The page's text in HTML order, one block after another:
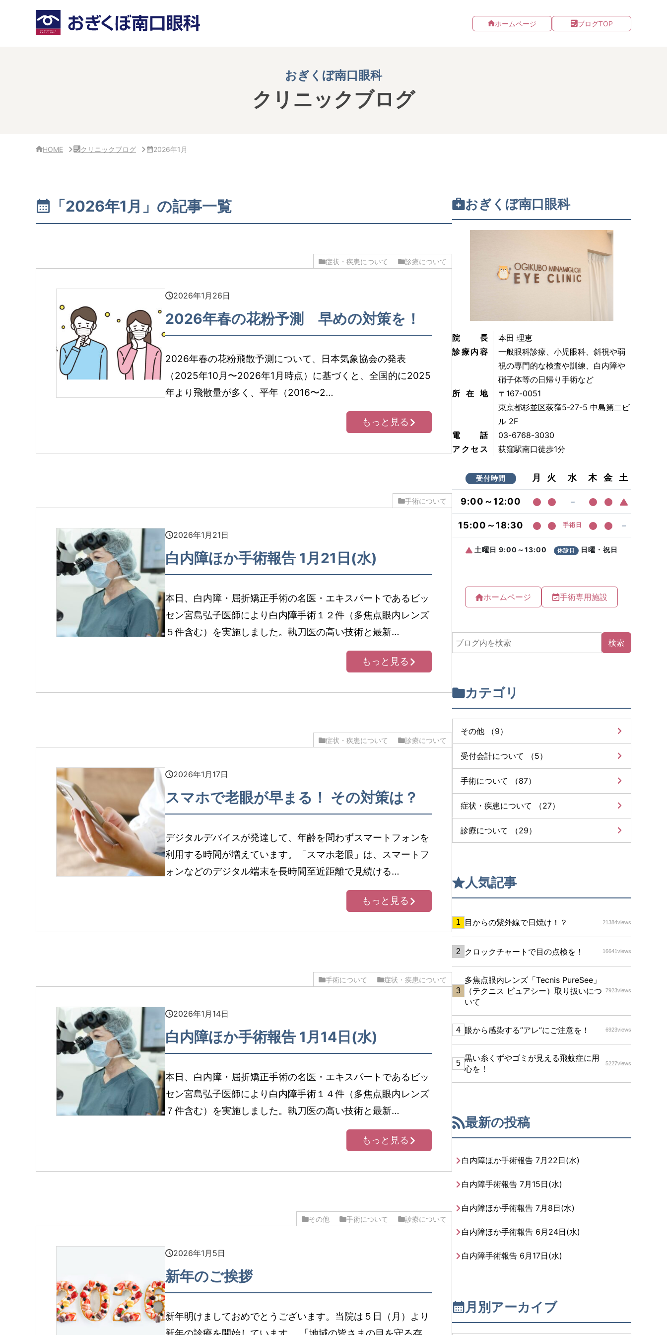
ホームページ ブログTOP
おぎくぼ南口眼科
クリニックブログ
HOME クリニックブログ 2026年1月
「2026年1月」の記事一覧
症状・疾患について 診療について
2026年1月26日
2026年春の花粉予測 早めの対策を！
2026年春の花粉飛散予測について、日本気象協会の発表
（2025年10月〜2026年1月時点）に基づくと、全国的に2025
年より飛散量が多く、平年（2016〜2…
もっと見る
手術について
2026年1月21日
白内障ほか手術報告 1月21日(水)
本日、白内障・屈折矯正手術の名医・エキスパートであるビッ
セン宮島弘子医師により白内障手術１２件（多焦点眼内レンズ
５件含む）を実施しました。執刀医の高い技術と最新…
もっと見る
症状・疾患について 診療について
2026年1月17日
スマホで老眼が早まる！ その対策は？
デジタルデバイスが発達して、年齢を問わずスマートフォンを
利用する時間が増えています。「スマホ老眼」は、スマートフ
ォンなどのデジタル端末を長時間至近距離で見続ける…
もっと見る
手術について 症状・疾患について
2026年1月14日
白内障ほか手術報告 1月14日(水)
本日、白内障・屈折矯正手術の名医・エキスパートであるビッ
セン宮島弘子医師により白内障手術１４件（多焦点眼内レンズ
７件含む）を実施しました。執刀医の高い技術と最新…
もっと見る
その他 手術について 診療について
2026年1月5日
新年のご挨拶
新年明けましておめでとうございます。当院は５日（月）より
おぎくぼ南口眼科
院長
本田 理恵
診療内容
一般眼科診療、小児眼科、斜視や弱
視の専門的な検査や訓練、白内障や
硝子体等の日帰り手術など
所在地
〒167-0051
東京都杉並区荻窪5-27-5 中島第二ビ
ル 2F
電話
03-6768-3030
アクセス
荻窪駅南口徒歩1分
ホームページ 手術専用施設
カテゴリ
その他 （9）
受付会計について （5）
手術について （87）
症状・疾患について （27）
診療について （29）
人気記事
目からの紫外線で日焼け！？ 21384views
クロックチャートで目の点検を！ 16641views
多焦点眼内レンズ「Tecnis PureSee」
（テクニス ピュアシー）取り扱いにつ
いて
7923views
眼から感染する”アレ”にご注意を！ 6923views
黒い糸くずやゴミが見える飛蚊症に用
心を！
5227views
最新の投稿
白内障ほか手術報告 7月22日(水)
白内障手術報告 7月15日(水)
白内障ほか手術報告 7月8日(水)
白内障ほか手術報告 6月24日(水)
白内障手術報告 6月17日(水)
月別アーカイブ